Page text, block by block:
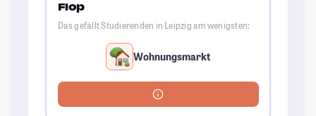
Flop
Das gefällt Studierenden in Leipzig am wenigsten:
Wohnungsmarkt